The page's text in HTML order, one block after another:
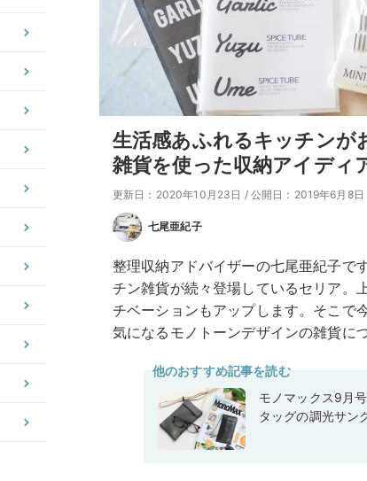
生活感あふれるキッチンが
雑貨を使った収納アイディ
更新日：2020年10月23日 / 公開日：2019年6月8日
七尾亜紀子
整理収納アドバイザーの七尾亜紀子で
チン雑貨が続々登場しているセリア。
チベーションもアップします。そこで
気になるモノトーンデザインの雑貨に
他のおすすめ記事を読む
モノマックス9月
タッグの調光サン